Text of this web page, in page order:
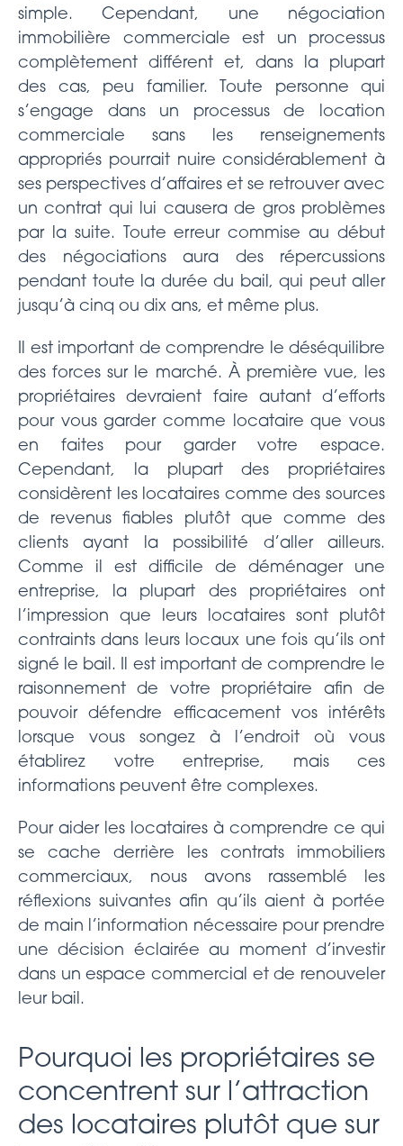
simple. Cependant, une négociation
immobilière commerciale est un processus
complètement différent et, dans la plupart
des cas, peu familier. Toute personne qui
s’engage dans un processus de location
commerciale sans les renseignements
appropriés pourrait nuire considérablement à
ses perspectives d’affaires et se retrouver avec
un contrat qui lui causera de gros problèmes
par la suite. Toute erreur commise au début
des négociations aura des répercussions
pendant toute la durée du bail, qui peut aller
jusqu’à cinq ou dix ans, et même plus.
Il est important de comprendre le déséquilibre
des forces sur le marché. À première vue, les
propriétaires devraient faire autant d’efforts
pour vous garder comme locataire que vous
en faites pour garder votre espace.
Cependant, la plupart des propriétaires
considèrent les locataires comme des sources
de revenus fiables plutôt que comme des
clients ayant la possibilité d’aller ailleurs.
Comme il est difficile de déménager une
entreprise, la plupart des propriétaires ont
l’impression que leurs locataires sont plutôt
contraints dans leurs locaux une fois qu’ils ont
signé le bail. Il est important de comprendre le
raisonnement de votre propriétaire afin de
pouvoir défendre efficacement vos intérêts
lorsque vous songez à l’endroit où vous
établirez votre entreprise, mais ces
informations peuvent être complexes.
Pour aider les locataires à comprendre ce qui
se cache derrière les contrats immobiliers
commerciaux, nous avons rassemblé les
réflexions suivantes afin qu’ils aient à portée
de main l’information nécessaire pour prendre
une décision éclairée au moment d’investir
dans un espace commercial et de renouveler
leur bail.
Pourquoi les propriétaires se
concentrent sur l’attraction
des locataires plutôt que sur